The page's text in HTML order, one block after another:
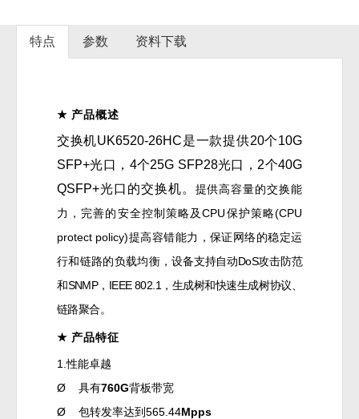
特点 参数 资料下载
★ 产品概述
交换机UK6520-26HC是一款提供20个10G
SFP+光口，4个25G SFP28光口，2个40G
QSFP+光口的交换机。 提供高容量的交换能
力，完善的安全控制策略及CPU保护策略(CPU
protect policy)提高容错能力，保证网络的稳定运
行和链路的负载均衡，设备支持自动DoS攻击防范
和SNMP，IEEE 802.1，生成树和快速生成树协议、
链路聚合。
★ 产品特征
1.性能卓越
Ø
具有760G背板带宽
Ø
包转发率达到565.44Mpps